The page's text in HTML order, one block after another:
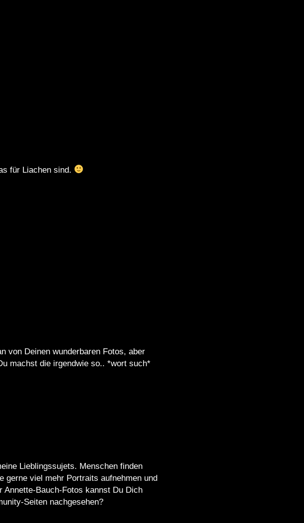
für Liachen sind.
von Deinen wunderbaren Fotos, aber
machst die irgendwie so.. *wort such*
Lieblingssujets. Menschen finden
gerne viel mehr Portraits aufnehmen und
Bauch-Fotos kannst Du Dich
Seiten nachgesehen?